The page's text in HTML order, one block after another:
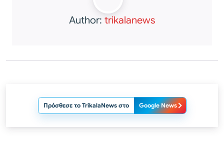
Author: trikalanews
Πρόσθεσε το TrikalaNews στο Google News